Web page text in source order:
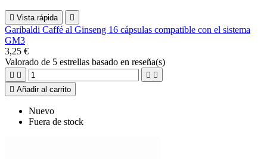
 Vista rápida 
Garibaldi Caffé al Ginseng 16 cápsulas compatible con el sistema
GM3
3,25 €
Valorado de 5 estrellas basado en reseña(s)
   
 Añadir al carrito
Nuevo
Fuera de stock